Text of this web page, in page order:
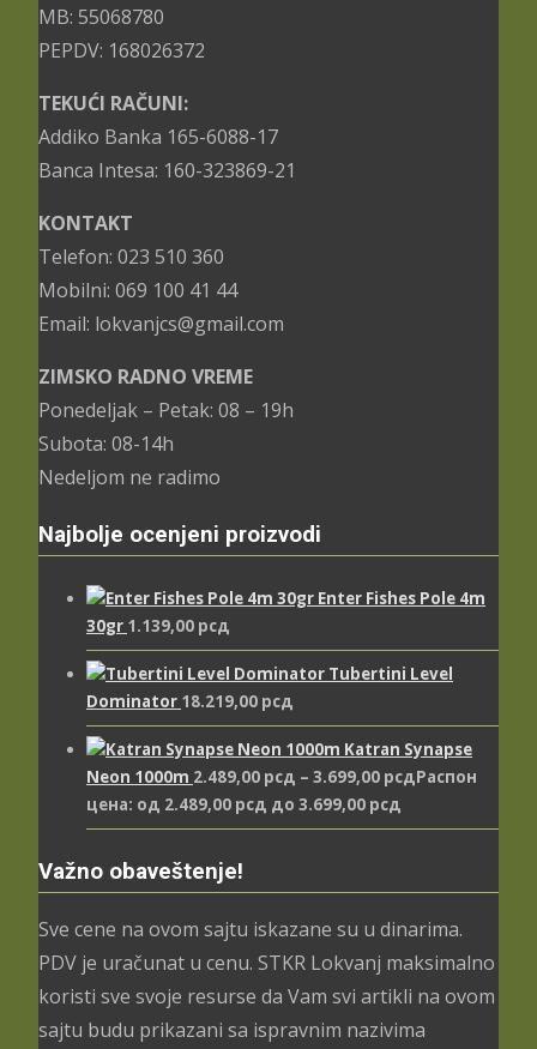
MB: 55068780
PEPDV: 168026372
TEKUĆI RAČUNI:
Addiko Banka 165-6088-17
Banca Intesa: 160-323869-21
KONTAKT
Telefon: 023 510 360
Mobilni: 069 100 41 44
Email: lokvanjcs@gmail.com
ZIMSKO RADNO VREME
Ponedeljak – Petak: 08 – 19h
Subota: 08-14h
Nedeljom ne radimo
Najbolje ocenjeni proizvodi
Enter Fishes Pole 4m
30gr 1.139,00 рсд
Tubertini Level
Dominator 18.219,00 рсд
Katran Synapse
Neon 1000m 2.489,00 рсд – 3.699,00 рсдРаспон
цена: од 2.489,00 рсд до 3.699,00 рсд
Važno obaveštenje!
Sve cene na ovom sajtu iskazane su u dinarima.
PDV je uračunat u cenu. STKR Lokvanj maksimalno
koristi sve svoje resurse da Vam svi artikli na ovom
sajtu budu prikazani sa ispravnim nazivima